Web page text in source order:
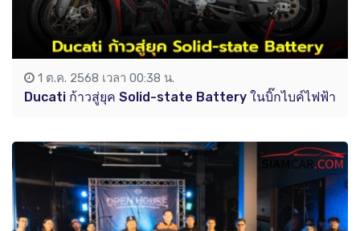
1 ต.ค. 2568 เวลา 00:38 น.
Ducati ก้าวสู่ยุค Solid-state Battery ในบิ๊กไบค์ไฟฟ้า